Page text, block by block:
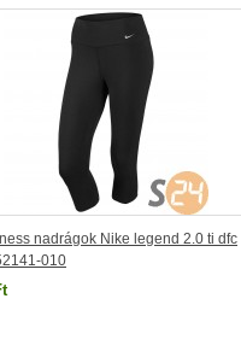
nadrágok Nike legend 2.0 ti dfc
010